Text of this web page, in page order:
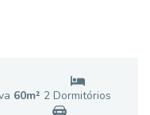
60m² 2 Dormitórios